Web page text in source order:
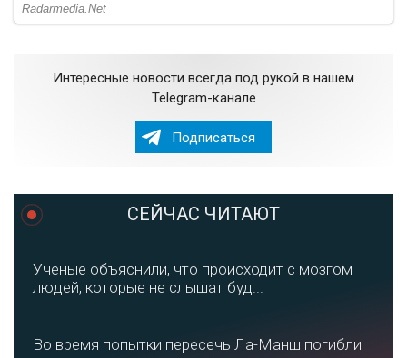
Интересные новости всегда под рукой в нашем
Telegram-канале
Подписаться
СЕЙЧАС ЧИТАЮТ
Ученые объяснили, что происходит с мозгом
людей, которые не слышат буд...
Во время попытки пересечь Ла-Манш погибли